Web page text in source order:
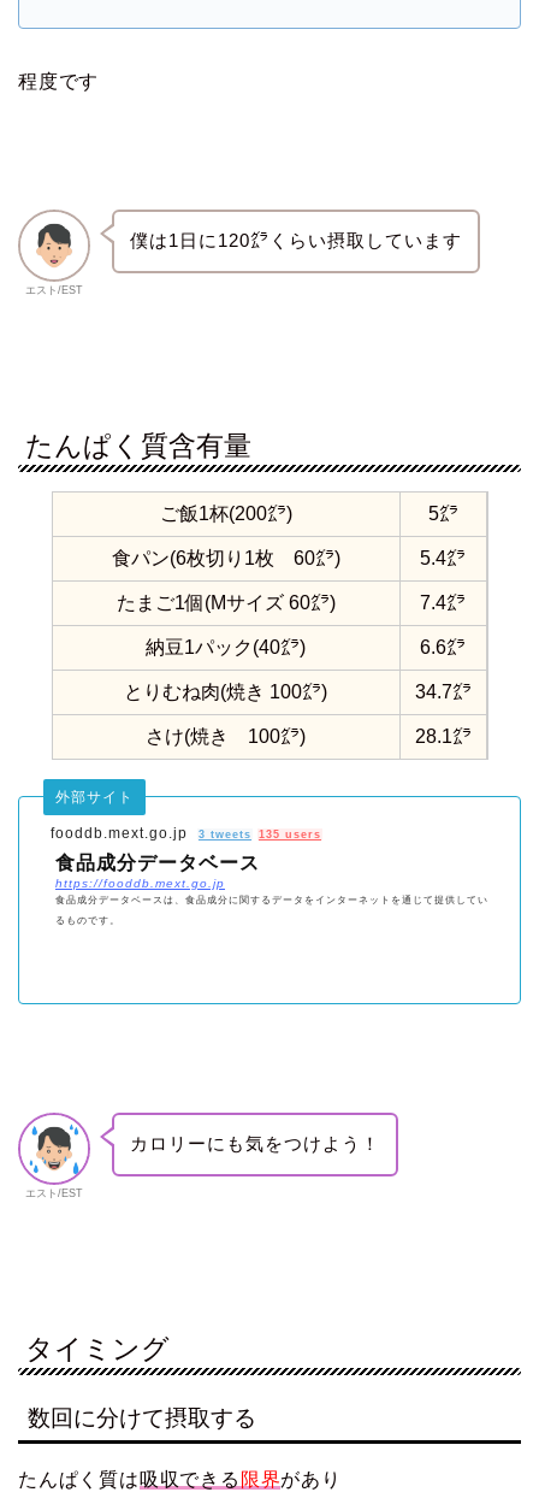
程度です
エスト/EST
僕は1日に120㌘くらい摂取しています
たんぱく質含有量
ご飯1杯(200㌘) 5㌘
食パン(6枚切り1枚 60㌘) 5.4㌘
たまご1個(Mサイズ 60㌘) 7.4㌘
納豆1パック(40㌘) 6.6㌘
とりむね肉(焼き 100㌘) 34.7㌘
さけ(焼き 100㌘) 28.1㌘
fooddb.mext.go.jp
外部サイト
3 tweets 135 users
食品成分データベース
https://fooddb.mext.go.jp
食品成分データベースは、食品成分に関するデータをインターネットを通じて提供してい
るものです。
エスト/EST
カロリーにも気をつけよう！
タイミング
数回に分けて摂取する
たんぱく質は吸収できる 限界があり